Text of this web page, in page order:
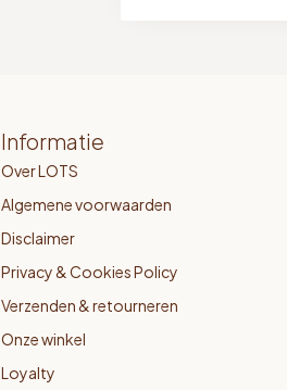
Informatie
Over LOTS
Algemene voorwaarden
Disclaimer
Privacy & Cookies Policy
Verzenden & retourneren
Onze winkel
Loyalty